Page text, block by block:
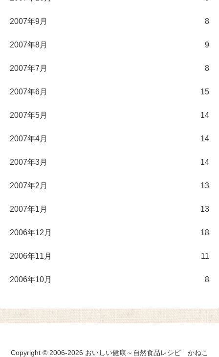
2007年9月 8
2007年8月 9
2007年7月 8
2007年6月 15
2007年5月 14
2007年4月 14
2007年3月 14
2007年2月 13
2007年1月 13
2006年12月 18
2006年11月 11
2006年10月 8
Copyright © 2006-2026 おいしい健康～自然食品レシピ かねこ